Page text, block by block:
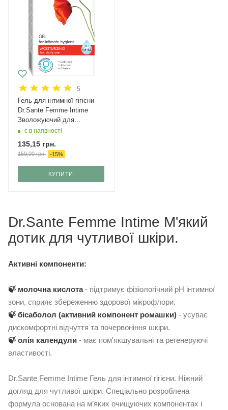
5
Гель для інтимної гігієни
Dr.Sante Femme Intime
Зволожуючий для
щоденного застосування
є в наявності
135,15 грн.
159,00грн. -15%
КУПИТИ
Dr.Sante Femme Intime М'який
дотик для чутливої ​​шкіри.
Активні компоненти:
🍃 молочна кислота- підтримує фізіологічний рН інтимної
зони, сприяє збереженню здорової мікрофлори.
🍃 бісаболол (активний компонент ромашки) - усуває
дискомфортні відчуття та почервоніння шкіри.
🍃 олія календули - має пом'якшувальні та регенеруючі
властивості.
Dr.Sante Femme Intime Гель для інтимної гігієни. Ніжний
догляд для чутливої ​​шкіри. Спеціально розроблена
формула основана на м’яких очищуючих компонентах і